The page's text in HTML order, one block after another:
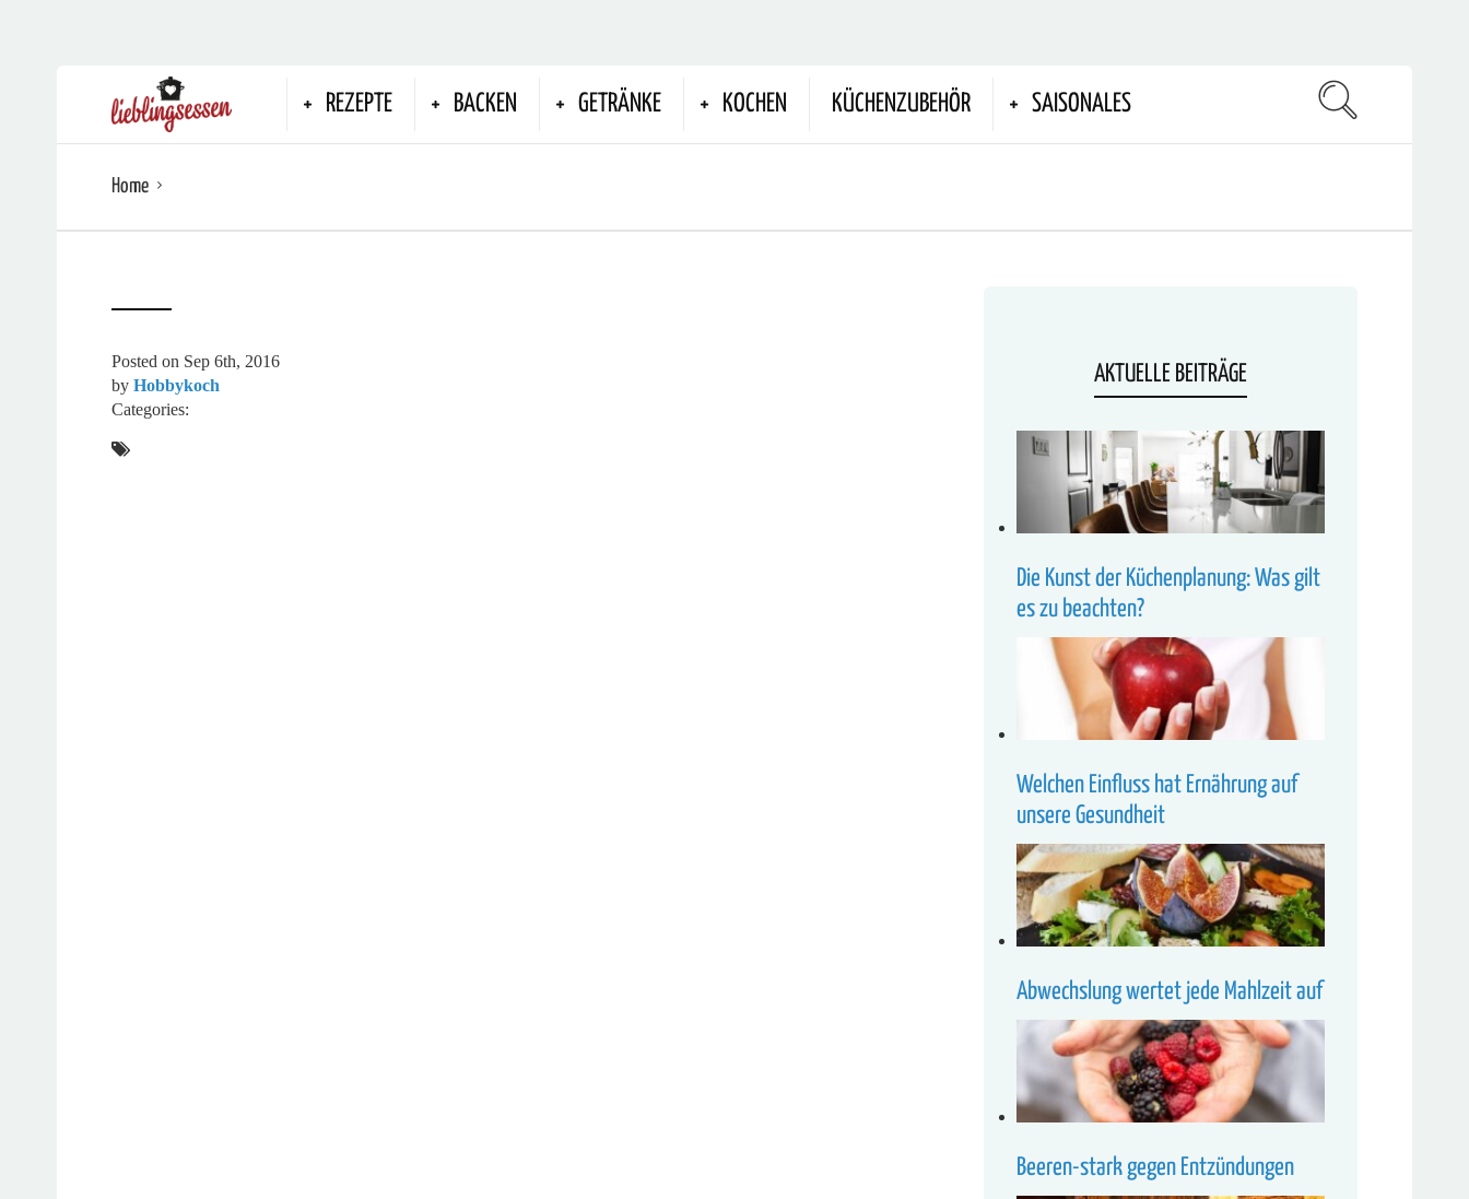
REZEPTE BACKEN GETRÄNKE KOCHEN KÜCHENZUBEHÖR SAISONALES
Home
Posted on Sep 6th, 2016
by Hobbykoch
Categories:
AKTUELLE BEITRÄGE
Die Kunst der Küchenplanung: Was gilt
es zu beachten?
Welchen Einfluss hat Ernährung auf
unsere Gesundheit
Abwechslung wertet jede Mahlzeit auf
Beeren-stark gegen Entzündungen